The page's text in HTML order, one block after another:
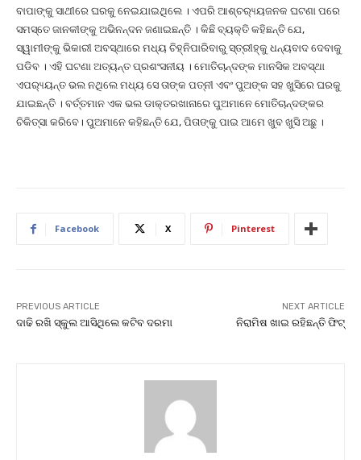
ବାପାଙ୍କୁ ସାଥୀରେ ଘରକୁ ନେଇଯାଇଥିଲେ । ଏପରି ଆଶ୍ଚର‌୍ୟ୍ୟଜନକ ଘଟଣା ପରେ
ସମସ୍ତେ ଜାନକୀଙ୍କୁ ଅଭିନନ୍ଦନ ଜଣାଇଛନ୍ତି । କିଛି ବ୍ୟକ୍ତି କହିଛନ୍ତି ଯେ,
ସ୍ୱାମୀଙ୍କୁ ଭିକାରୀ ଅବସ୍ଥାରେ ମଧ୍ୟ ଚିହ୍ନିପାରିବାରୁ ସ୍ତ୍ରୀହ୍କୁ ଧନ୍ୟବାଦ ଦେବାକୁ
ପଡିବ । ଏହି ଘଟଣା ଅତ୍ୟନ୍ତ ପ୍ରଶଂସନୀୟ । ମୋତିଚାନ୍ଦଙ୍କ ମାନସିକ ଅବସ୍ଥା
ଏପର‌୍ୟ୍ୟନ୍ତ ଭଲ ନଥିଲେ ମଧ୍ୟ ସେ ତାଙ୍କ ପତ୍ନୀ ଏବଂ ପୁଅଙ୍କ ସହ ଖୁସିରେ ଘରକୁ
ଯାଇଛନ୍ତି । ବର୍ତ୍ତମାନ ଏକ ଭଲ ଡାକ୍ତରଖାନାରେ ପୁଅମାନେ ମୋତିଚାନ୍ଦଙ୍କର
ଚିକିତ୍ସା କରିବେ। ପୁଅମାନେ କହିଛନ୍ତି ଯେ, ପିତାଙ୍କୁ ପାଇ ଆମେ ଖୁବ ଖୁସି ଅଛୁ ।
Facebook X Pinterest
PREVIOUS ARTICLE
ଦାଢି ରଖି ସ୍କୁଲ ଆସିଥିଲେ କଟିବ ଦରମା
NEXT ARTICLE
ନିରାମିଷ ଖାଇ ରହିଛନ୍ତି ଫିଟ୍‌